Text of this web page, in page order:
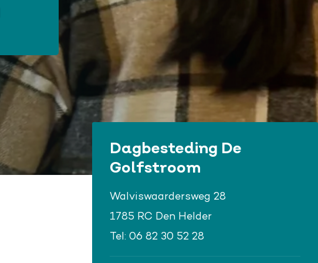
Dagbesteding De
Golfstroom
Walviswaardersweg 28
1785 RC Den Helder
Tel: 06 82 30 52 28